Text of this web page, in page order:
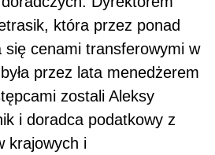
która przez ponad
się cenami transferowymi w
przez lata menedżerem
zostali Aleksy
i doradca podatkowy z
krajowych i